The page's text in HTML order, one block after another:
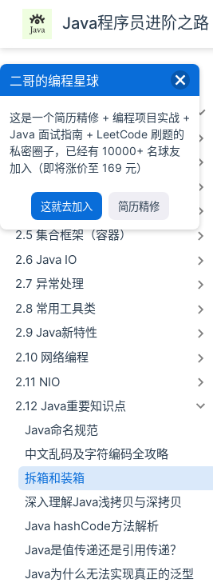
跳至主要內容
Java程序员进阶之路
一、前言
二、Java基础
2.1 Java概述及环境配置
2.2 Java语法基础
2.4 面向对象编程
2.5 集合框架（容器）
2.6 Java IO
2.7 异常处理
2.8 常用工具类
2.9 Java新特性
2.10 网络编程
2.11 NIO
2.12 Java重要知识点
Java命名规范
中文乱码及字符编码全攻略
拆箱和装箱
深入理解Java浅拷贝与深拷贝
Java hashCode方法解析
Java是值传递还是引用传递？
Java为什么无法实现真正的泛型
二哥的编程星球
这是一个简历精修 + 编程项目实战 +
Java 面试指南 + LeetCode 刷题的
私密圈子，已经有 10000+ 名球友
加入（即将涨价至 169 元）
这就去加入 简历精修